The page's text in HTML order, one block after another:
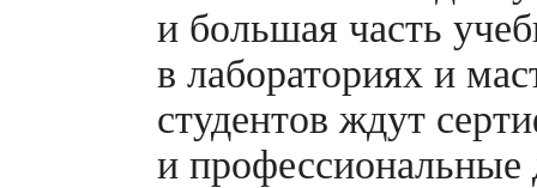
и большая часть
в лабораториях и
студентов ждут
и